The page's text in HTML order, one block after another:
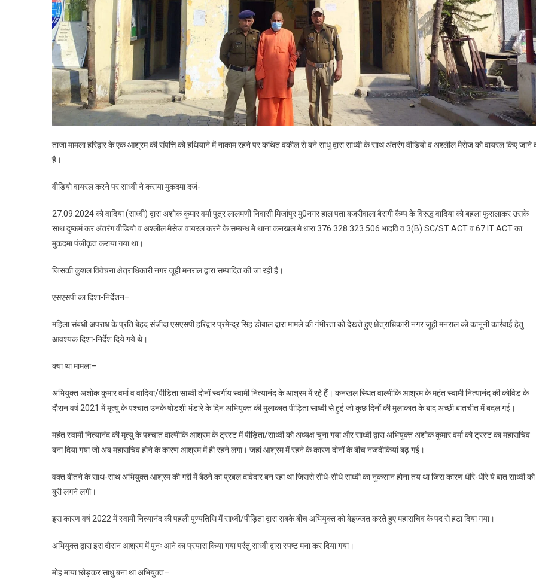
ताजा मामला हरिद्वार के एक आश्रम की संपत्ति को हथियाने में नाकाम रहने पर कथित वकील से बने साधु द्वारा साध्वी के साथ अंतरंग वीडियो व अश्लील मैसेज को वायरल किए जाने
है।
वीडियो वायरल करने पर साध्वी ने कराया मुकदमा दर्ज-
27.09.2024 को वादिया (साध्वी) द्वारा अशोक कुमार वर्मा पुत्र लालमणी निवासी मिर्जापुर मु0नगर हाल पता बजरीवाला बैरागी कैम्प के विरुद्ध वादिया को बहला फुसलाकर उसके
साथ दुष्कर्म कर अंतरंग वीडियो व अश्लील मैसेज वायरल करने के सम्बन्ध मे थाना कनखल मे धारा 376.328.323.506 भादवि व 3(B) SC/ST ACT व 67 IT ACT का
मुकदमा पंजीकृत कराया गया था।
जिसकी कुशल विवेचना क्षेत्राधिकारी नगर जूही मनराल द्वारा सम्पादित की जा रही है।
एसएसपी का दिशा-निर्देशन–
महिला संबंधी अपराध के प्रति बेहद संजीदा एसएसपी हरिद्वार प्रमेन्द्र सिंह डोबाल द्वारा मामले की गंभीरता को देखते हुए क्षेत्राधिकारी नगर जूही मनराल को कानूनी कार्रवाई हेतु
आवश्यक दिशा-निर्देश दिये गये थे।
क्या था मामला–
अभियुक्त अशोक कुमार वर्मा व वादिया/पीड़िता साध्वी दोनों स्वर्गीय स्वामी नित्यानंद के आश्रम में रहे हैं। कनखल स्थित वाल्मीकि आश्रम के महंत स्वामी नित्यानंद की कोविड के
दौरान वर्ष 2021 में मृत्यु के पश्चात उनके षोडशी भंडारे के दिन अभियुक्त की मुलाकात पीड़िता साध्वी से हुई जो कुछ दिनों की मुलाकात के बाद अच्छी बातचीत में बदल गई।
महंत स्वामी नित्यानंद की मृत्यु के पश्चात वाल्मीकि आश्रम के ट्रस्ट में पीड़िता/साध्वी को अध्यक्ष चुना गया और साध्वी द्वारा अभियुक्त अशोक कुमार वर्मा को ट्रस्ट का महासचिव
बना दिया गया जो अब महासचिव होने के कारण आश्रम में ही रहने लगा। जहां आश्रम में रहने के कारण दोनों के बीच नजदीकियां बढ़ गई।
वक्त बीतने के साथ-साथ अभियुक्त आश्रम की गद्दी में बैठने का प्रबल दावेदार बन रहा था जिससे सीधे-सीधे साध्वी का नुकसान होना तय था जिस कारण धीरे-धीरे ये बात साध्वी को
बुरी लगने लगी।
इस कारण वर्ष 2022 में स्वामी नित्यानंद की पहली पुण्यतिथि में साध्वी/पीड़िता द्वारा सबके बीच अभियुक्त को बेइज्जत करते हुए महासचिव के पद से हटा दिया गया।
अभियुक्त द्वारा इस दौरान आश्रम में पुनः आने का प्रयास किया गया परंतु साध्वी द्वारा स्पष्ट मना कर दिया गया।
मोह माया छोड़कर साधु बना था अभियुक्त–